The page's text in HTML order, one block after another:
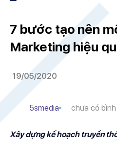
7 bước tạo nên
Marketing hiệu
19/05/2020
5smedia chưa có
Xây dựng kế hoạch truyền